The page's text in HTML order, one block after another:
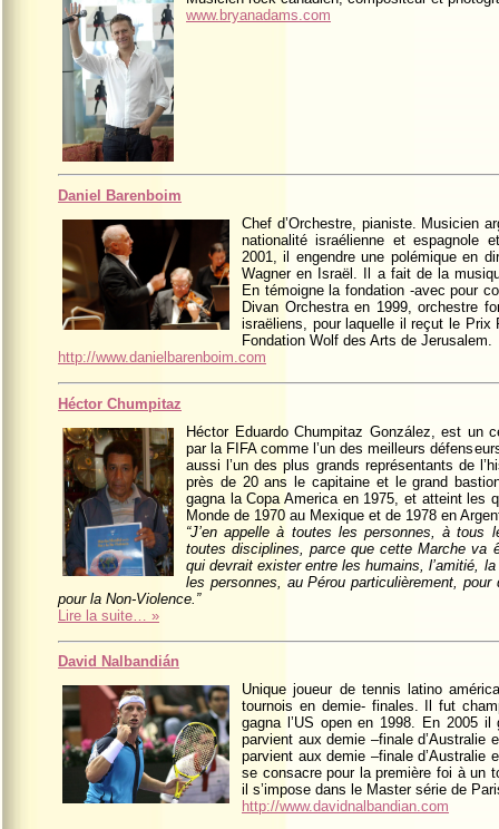
www.bryanadams.com
Daniel Barenboim
Chef d’Orchestre, pianiste. Musicien
nationalité israélienne et espagnole
2001, il engendre une polémique en
Wagner en Israël. Il a fait de la
En témoigne la fondation -avec pour
Divan Orchestra en 1999, orchestre
israëliens, pour laquelle il reçut le Prix
Fondation Wolf des Arts de Jerusalem.
http://www.danielbarenboim.com
Héctor Chumpitaz
Héctor Eduardo Chumpitaz González, est un
par la FIFA comme l’un des meilleurs
aussi l’un des plus grands représentants de
près de 20 ans le capitaine et le grand
gagna la Copa America en 1975, et atteint les
Monde de 1970 au Mexique et de 1978 en
“J’en appelle à toutes les personnes, à tous
toutes disciplines, parce que cette Marche va
qui devrait exister entre les humains, l’amitié,
les personnes, au Pérou particulièrement, pour
pour la Non-Violence.”
Lire la suite… »
David Nalbandián
Unique joueur de tennis latino
tournois en demie- finales. Il fut
gagna l’US open en 1998. En 2005
parvient aux demie –finale d’Australie
parvient aux demie –finale d’Australie
se consacre pour la première foi à un
il s’impose dans le Master série de
http://www.davidnalbandian.com